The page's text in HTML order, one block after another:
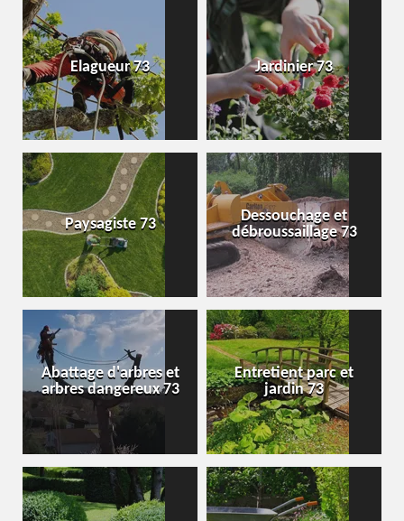
Elagueur 73 Jardinier 73
Paysagiste 73
Dessouchage et
débroussaillage 73
Abattage d'arbres et
arbres dangereux 73
Entretient parc et
jardin 73